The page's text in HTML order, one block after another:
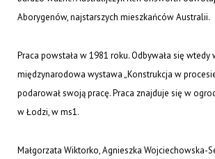
Aborygenów, najstarszych mieszkańców Australii.
Praca powstała w 1981 roku. Odbywała się wtedy
międzynarodowa wystawa „Konstrukcja w
podarował swoją pracę. Praca znajduje się w
w Łodzi, w ms1.
Małgorzata Wiktorko, Agnieszka Wojciechowska-